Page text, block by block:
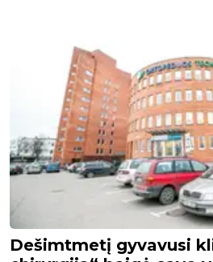
Dešimtmetį gyvavusi